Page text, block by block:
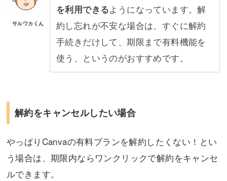
サルワカくん
を利用できるようになっています。解
約し忘れが不安な場合は、すぐに解約
手続きだけして、期限まで有料機能を
使う、というのがおすすめです。
解約をキャンセルしたい場合
やっぱりCanvaの有料プランを解約したくない！とい
う場合は、期限内ならワンクリックで解約をキャンセ
ルできます。